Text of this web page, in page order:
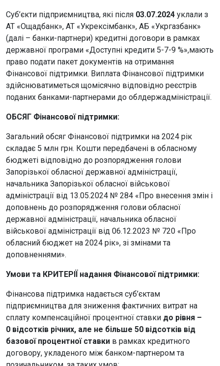
Суб’єкти підприємництва, які після 03.07.2024 уклали з
АТ «Ощадбанк», АТ «Укрексімбанк», АБ «Укргазбанк»
(далі – банки-партнери) кредитні договори в рамках
державної програми «Доступні кредити 5-7-9 %»,мають
право подати пакет документів на отримання
Фінансової підтримки. Виплата Фінансової підтримки
здійснюватиметься щомісячно відповідно реєстрів
поданих банками-партнерами до облдержадміністрації.
ОБСЯГ Фінансової підтримки:
Загальний обсяг Фінансової підтримки на 2024 рік
складає 5 млн грн. Кошти передбачені в обласному
бюджеті відповідно до розпорядження голови
Запорізької обласної державної адміністрації,
начальника Запорізької обласної військової
адміністрації від 13.05.2024 № 284 «Про внесення змін і
доповнень до розпорядження голови обласної
державної адміністрації, начальника обласної
військової адміністрації від 06.12.2023 № 720 «Про
обласний бюджет на 2024 рік», зі змінами та
доповненнями».
Умови та КРИТЕРІЇ надання Фінансової підтримки:
Фінансова підтримка надається суб’єктам
підприємництва для зниження фактичних витрат на
сплату компенсаційної процентної ставки до рівня –
0 відсотків річних, але не більше 50 відсотків від
базової процентної ставки в рамках кредитного
договору, укладеного між банком-партнером та